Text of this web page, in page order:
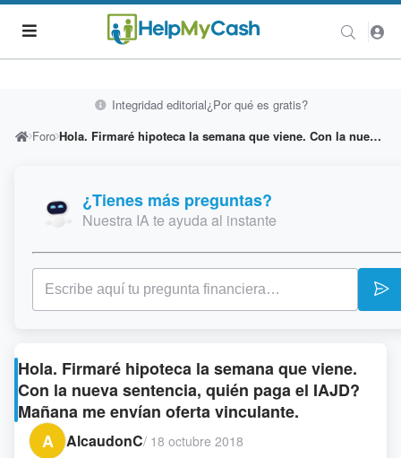
Integridad editorial¿Por qué es gratis?
Foro
Hola. Firmaré hipoteca la semana que viene. Con la nueva sentencia, quién paga el IAJD? Mañana me envían oferta vinculante.
¿Tienes más preguntas?
Nuestra IA te ayuda al instante
Hola. Firmaré hipoteca la semana que viene.
Con la nueva sentencia, quién paga el IAJD?
Mañana me envían oferta vinculante.
A
AlcaudonC/ 18 octubre 2018